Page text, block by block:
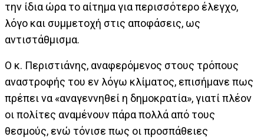
την ίδια ώρα το αίτημα για περισσότερο έλεγχο,
λόγο και συμμετοχή στις αποφάσεις, ως
αντιστάθμισμα.
Ο κ. Περιστιάνης, αναφερόμενος στους τρόπους
αναστροφής του εν λόγω κλίματος, επισήμανε πως
πρέπει να «αναγεννηθεί η δημοκρατία», γιατί πλέον
οι πολίτες αναμένουν πάρα πολλά από τους
θεσμούς, ενώ τόνισε πως οι προσπάθειες